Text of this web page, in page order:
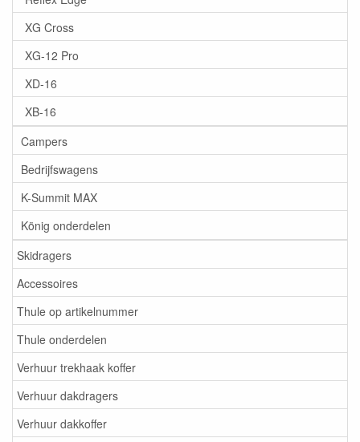
XG Cross
XG-12 Pro
XD-16
XB-16
Campers
Bedrijfswagens
K-Summit MAX
König onderdelen
Skidragers
Accessoires
Thule op artikelnummer
Thule onderdelen
Verhuur trekhaak koffer
Verhuur dakdragers
Verhuur dakkoffer